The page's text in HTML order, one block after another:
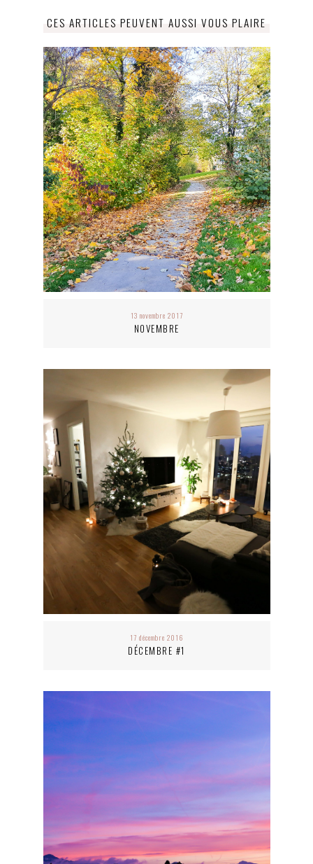
CES ARTICLES PEUVENT AUSSI VOUS PLAIRE
13 novembre 2017
NOVEMBRE
17 décembre 2016
DÉCEMBRE #1